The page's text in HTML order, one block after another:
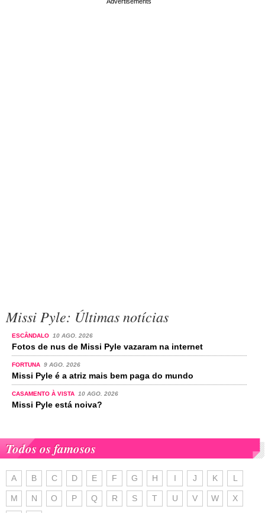
Missi Pyle: Últimas notícias
ESCÂNDALO 10 AGO. 2026
Fotos de nus de Missi Pyle vazaram na internet
FORTUNA 9 AGO. 2026
Missi Pyle é a atriz mais bem paga do mundo
CASAMENTO À VISTA 10 AGO. 2026
Missi Pyle está noiva?
Todos os famosos
A B C D E F G H I J K L
M N O P Q R S T U V W X